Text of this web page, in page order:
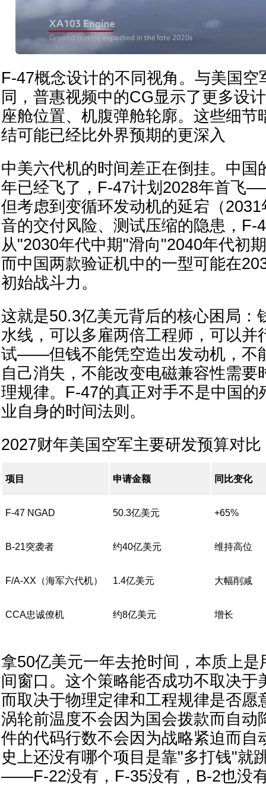
F-47概念设计的不同视角。与美国空
同，普惠视频中的CG显示了更多设
座舱位置、机腹弹舱轮廓。这些细节
结可能已经比外界预期的更深入
中美六代机的时间差正在倒挂。中国
年已经飞了，F-47计划2028年首飞
但考虑到变循环发动机的延宕（
音的交付风险、测试压缩的隐患，F-
从"2030年代中期"滑向"2040年代初
而中国两款验证机中的一型可能在
初始战斗力。
这就是50.3亿美元背后的核心困局：
水线，可以多雇两倍工程师，可以并
试——但钱不能凭空造出发动机，不
自己消失，不能改变电磁兼容性需要
理规律。F-47的真正对手不是中国的
业自身的时间法则。
2027财年美国空军主要研发预算对比
项目 申请金额 同比变化
F-47 NGAD 50.3亿美元 +65%
B-21突袭者 约40亿美元 维持高位
F/A-XX（海军六代机） 1.4亿美元 大幅削减
CCA忠诚僚机 约8亿美元 增长
拿50亿美元一年去抢时间，本质上是
间窗口。这个策略能否成功不取决于
而取决于物理定律和工程规律是否愿
涡轮前温度不会因为国会拨款而自动
件的代码行数不会因为战略紧迫而自
史上还没有哪个项目是靠"多打钱"就
——F-22没有，F-35没有，B-2也没